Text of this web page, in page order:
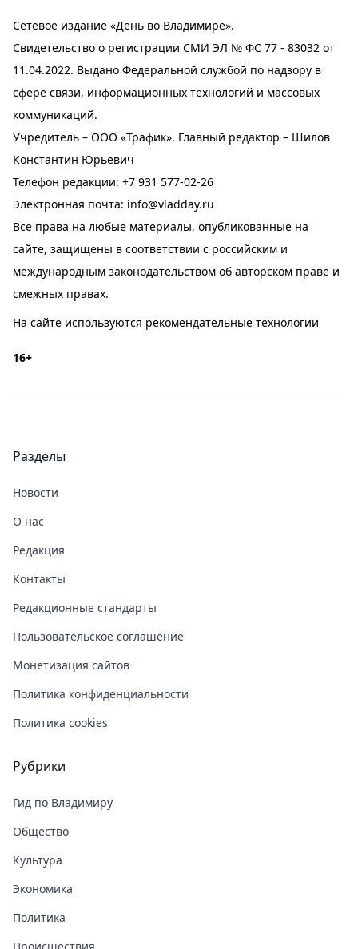
Сетевое издание «День во Владимире».
Свидетельство о регистрации СМИ ЭЛ № ФС 77 - 83032 от
11.04.2022. Выдано Федеральной службой по надзору в
сфере связи, информационных технологий и массовых
коммуникаций.
Учредитель – ООО «Трафик». Главный редактор – Шилов
Константин Юрьевич
Телефон редакции: +7 931 577-02-26
Электронная почта: info@vladday.ru
Все права на любые материалы, опубликованные на
сайте, защищены в соответствии с российским и
международным законодательством об авторском праве и
смежных правах.
На сайте используются рекомендательные технологии
16+
Разделы
Новости
О нас
Редакция
Контакты
Редакционные стандарты
Пользовательское соглашение
Монетизация сайтов
Политика конфиденциальности
Политика cookies
Рубрики
Гид по Владимиру
Общество
Культура
Экономика
Политика